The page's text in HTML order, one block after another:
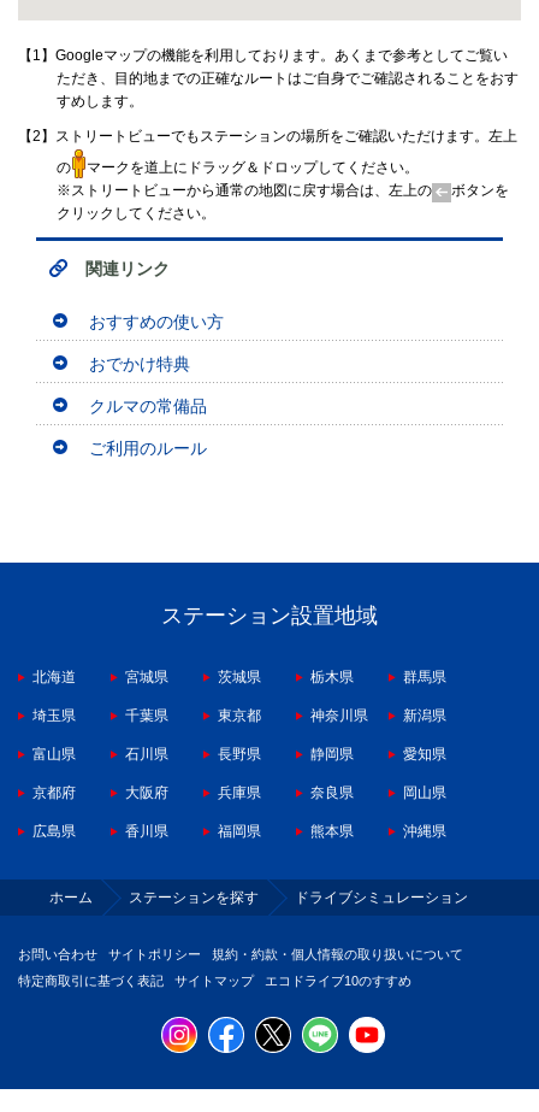
【1】Googleマップの機能を利用しております。あくまで参考としてご覧い
ただき、目的地までの正確なルートはご自身でご確認されることをおす
すめします。
【2】ストリートビューでもステーションの場所をご確認いただけます。左上
の
マークを道上にドラッグ＆ドロップしてください。
※ストリートビューから通常の地図に戻す場合は、左上の
ボタンを
クリックしてください。
関連リンク
おすすめの使い方
おでかけ特典
クルマの常備品
ご利用のルール
ステーション設置地域
北海道 宮城県 茨城県 栃木県 群馬県
埼玉県 千葉県 東京都 神奈川県 新潟県
富山県 石川県 長野県 静岡県 愛知県
京都府 大阪府 兵庫県 奈良県 岡山県
広島県 香川県 福岡県 熊本県 沖縄県
ホーム ステーションを探す ドライブシミュレーション
お問い合わせ サイトポリシー
規約・約款・個人情報の取り扱いについて
特定商取引に基づく表記
サイトマップ エコドライブ10のすすめ